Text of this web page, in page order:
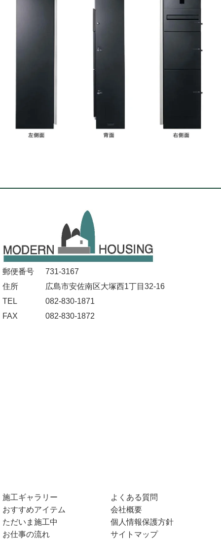
郵便番号
731-3167
住所
広島市安佐南区大塚西1丁目32-16
TEL
082-830-1871
FAX
082-830-1872
施工ギャラリー
おすすめアイテム
ただいま施工中
お仕事の流れ
よくある質問
会社概要
個人情報保護方針
サイトマップ